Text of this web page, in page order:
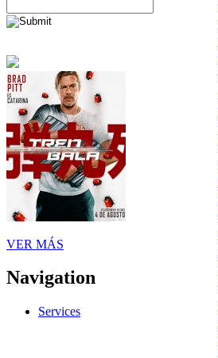
VER MÁS
Navigation
Services